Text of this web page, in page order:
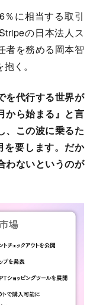
に相当する取引
の日本法人ス
者を務める岡本智
く。
を代行する世界が
から始まる』と言
、この波に乗るた
を要します。だか
わないというのが